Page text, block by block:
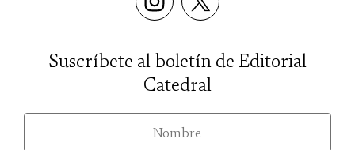
Suscríbete al boletín de Editorial
Catedral